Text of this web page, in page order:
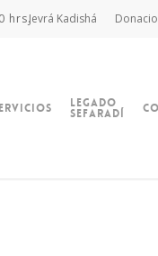
hrs.Jevrá Kadishá
Legado
Sefaradí